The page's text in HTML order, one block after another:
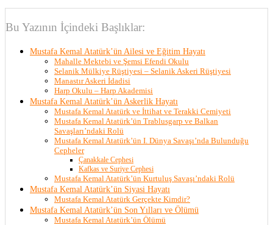
Bu Yazının İçindeki Başlıklar:
Mustafa Kemal Atatürk’ün Ailesi ve Eğitim Hayatı
Mahalle Mektebi ve Şemsi Efendi Okulu
Selanik Mülkiye Rüştiyesi – Selanik Askeri Rüştiyesi
Manastır Askeri İdadisi
Harp Okulu – Harp Akademisi
Mustafa Kemal Atatürk’ün Askerlik Hayatı
Mustafa Kemal Atatürk ve İttihat ve Terakki Cemiyeti
Mustafa Kemal Atatürk’ün Trablusgarp ve Balkan
Savaşları’ndaki Rolü
Mustafa Kemal Atatürk’ün I. Dünya Savaşı’nda Bulunduğu
Cepheler
Çanakkale Cephesi
Kafkas ve Suriye Cephesi
Mustafa Kemal Atatürk’ün Kurtuluş Savaşı’ndaki Rolü
Mustafa Kemal Atatürk’ün Siyasi Hayatı
Mustafa Kemal Atatürk Gerçekte Kimdir?
Mustafa Kemal Atatürk’ün Son Yılları ve Ölümü
Mustafa Kemal Atatürk’ün Ölümü